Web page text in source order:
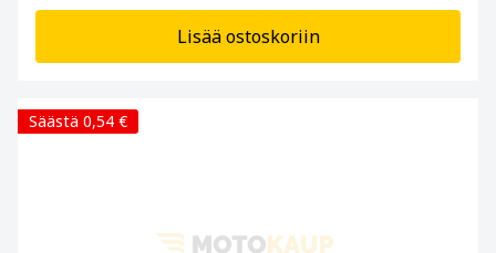
Lisää ostoskoriin
Säästä 0,54 €